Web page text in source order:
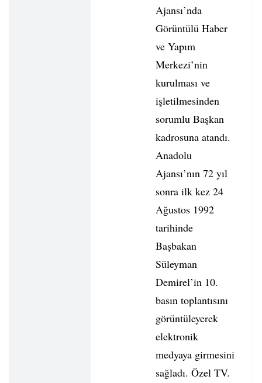
Ajansı’nda
Görüntülü Haber
ve Yapım
Merkezi’nin
kurulması ve
işletilmesinden
sorumlu Başkan
kadrosuna atandı.
Anadolu
Ajansı’nın 72 yıl
sonra ilk kez 24
Ağustos 1992
tarihinde
Başbakan
Süleyman
Demirel’in 10.
basın toplantısını
görüntüleyerek
elektronik
medyaya girmesini
sağladı. Özel TV.